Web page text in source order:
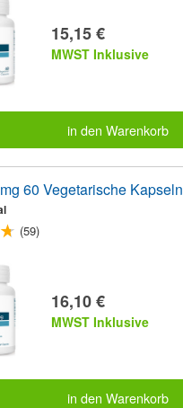
15,15 €
MWST Inklusive
in den Warenkorb
60 Vegetarische Kapseln
(59)
16,10 €
MWST Inklusive
in den Warenkorb